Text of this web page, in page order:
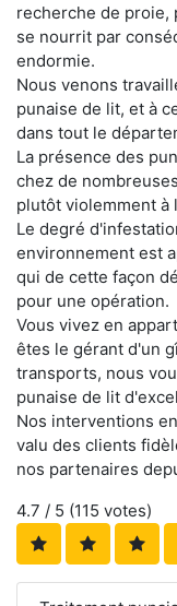
recherche de proie,
se nourrit par
endormie.
Nous venons
punaise de lit, et à
dans tout le
La présence des
chez de
plutôt violemment à
Le degré
environnement est
qui de cette façon
pour une opération.
Vous vivez en
êtes le gérant d'un
transports, nous
punaise de lit
Nos interventions
valu des clients
nos partenaires
4.7 / 5 (115 votes)